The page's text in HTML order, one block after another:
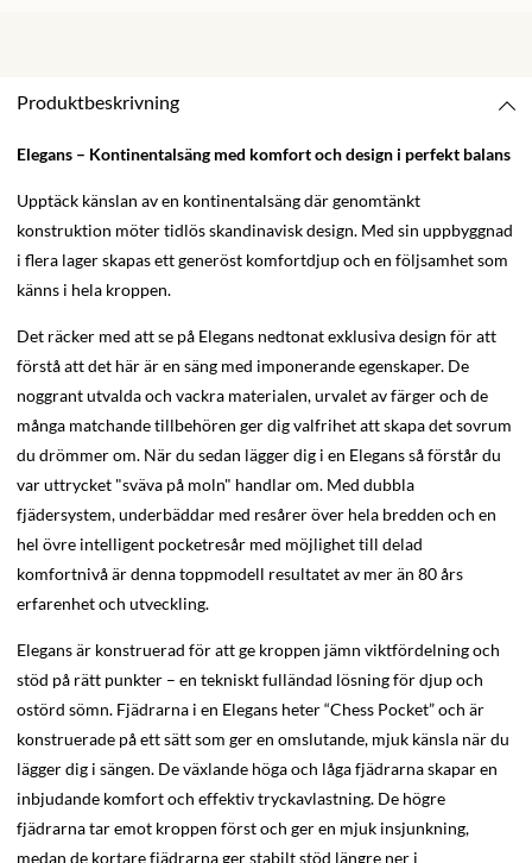
Produktbeskrivning
Elegans – Kontinentalsäng med komfort och design i perfekt balans
Upptäck känslan av en kontinentalsäng där genomtänkt
konstruktion möter tidlös skandinavisk design. Med sin uppbyggnad
i flera lager skapas ett generöst komfortdjup och en följsamhet som
känns i hela kroppen.
Det räcker med att se på Elegans nedtonat exklusiva design för att
förstå att det här är en säng med imponerande egenskaper. De
noggrant utvalda och vackra materialen, urvalet av färger och de
många matchande tillbehören ger dig valfrihet att skapa det sovrum
du drömmer om. När du sedan lägger dig i en Elegans så förstår du
var uttrycket "sväva på moln" handlar om. Med dubbla
fjädersystem, underbäddar med resårer över hela bredden och en
hel övre intelligent pocketresår med möjlighet till delad
komfortnivå är denna toppmodell resultatet av mer än 80 års
erfarenhet och utveckling.
Elegans är konstruerad för att ge kroppen jämn viktfördelning och
stöd på rätt punkter – en tekniskt fulländad lösning för djup och
ostörd sömn. Fjädrarna i en Elegans heter “Chess Pocket” och är
konstruerade på ett sätt som ger en omslutande, mjuk känsla när du
lägger dig i sängen. De växlande höga och låga fjädrarna skapar en
inbjudande komfort och effektiv tryckavlastning. De högre
fjädrarna tar emot kroppen först och ger en mjuk insjunkning,
medan de kortare fjädrarna ger stabilt stöd längre ner i